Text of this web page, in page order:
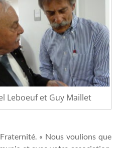
Leboeuf et Guy Maillet
« Nous voulions que